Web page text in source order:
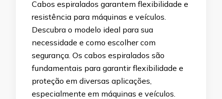
Cabos espiralados garantem flexibilidade e
resistência para máquinas e veículos.
Descubra o modelo ideal para sua
necessidade e como escolher com
segurança. Os cabos espiralados são
fundamentais para garantir flexibilidade e
proteção em diversas aplicações,
especialmente em máquinas e veículos.